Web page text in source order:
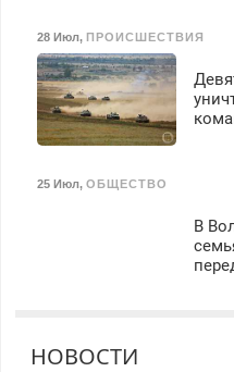
28 Июл, ПРОИСШЕСТВИЯ
25 Июл, ОБЩЕСТВО
В
НОВОСТИ